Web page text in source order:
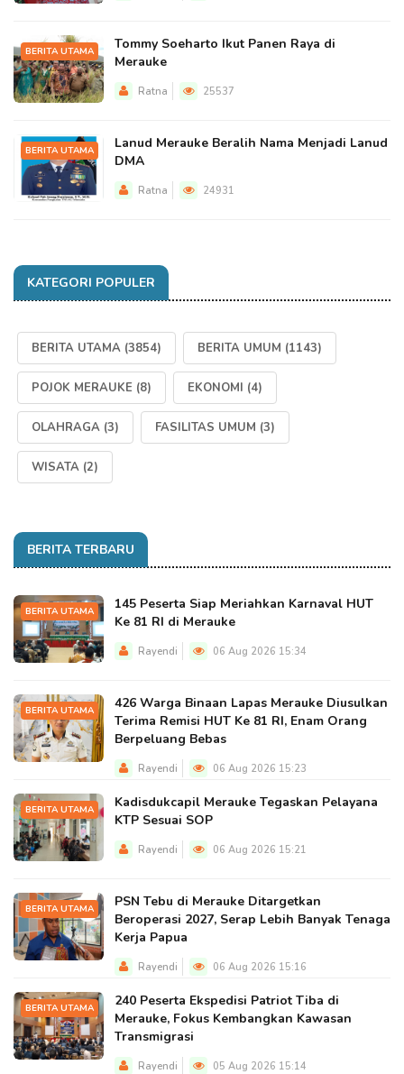
BERITA UTAMA
Tommy Soeharto Ikut Panen Raya di
Merauke
Ratna 25537
BERITA UTAMA
Lanud Merauke Beralih Nama Menjadi Lanud
DMA
Ratna 24931
KATEGORI POPULER
BERITA UTAMA (3854) BERITA UMUM (1143)
POJOK MERAUKE (8) EKONOMI (4)
OLAHRAGA (3) FASILITAS UMUM (3)
WISATA (2)
BERITA TERBARU
BERITA UTAMA
145 Peserta Siap Meriahkan Karnaval HUT
Ke 81 RI di Merauke
Rayendi 06 Aug 2026 15:34
BERITA UTAMA
426 Warga Binaan Lapas Merauke Diusulkan
Terima Remisi HUT Ke 81 RI, Enam Orang
Berpeluang Bebas
Rayendi 06 Aug 2026 15:23
BERITA UTAMA
Kadisdukcapil Merauke Tegaskan Pelayana
KTP Sesuai SOP
Rayendi 06 Aug 2026 15:21
BERITA UTAMA
PSN Tebu di Merauke Ditargetkan
Beroperasi 2027, Serap Lebih Banyak Tenaga
Kerja Papua
Rayendi 06 Aug 2026 15:16
BERITA UTAMA
240 Peserta Ekspedisi Patriot Tiba di
Merauke, Fokus Kembangkan Kawasan
Transmigrasi
Rayendi 05 Aug 2026 15:14